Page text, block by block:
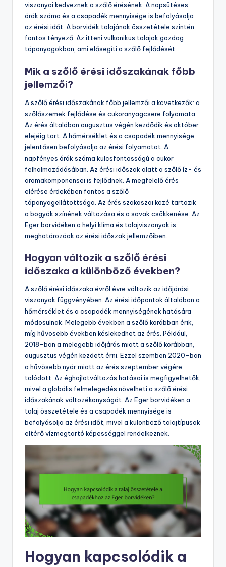
viszonyai kedveznek a szőlő érésének. A napsütéses
órák száma és a csapadék mennyisége is befolyásolja
az érési időt. A borvidék talajának összetétele szintén
fontos tényező. Az itteni vulkanikus talajok gazdag
tápanyagokban, ami elősegíti a szőlő fejlődését.
Mik a szőlő érési időszakának főbb
jellemzői?
A szőlő érési időszakának főbb jellemzői a következők: a
szőlőszemek fejlődése és cukoranyagcsere folyamata.
Az érés általában augusztus végén kezdődik és október
elejéig tart. A hőmérséklet és a csapadék mennyisége
jelentősen befolyásolja az érési folyamatot. A
napfényes órák száma kulcsfontosságú a cukor
felhalmozódásában. Az érési időszak alatt a szőlő íz- és
aromakomponensei is fejlődnek. A megfelelő érés
elérése érdekében fontos a szőlő
tápanyagellátottsága. Az érés szakaszai közé tartozik
a bogyók színének változása és a savak csökkenése. Az
Eger borvidéken a helyi klíma és talajviszonyok is
meghatározóak az érési időszak jellemzőiben.
Hogyan változik a szőlő érési
időszaka a különböző években?
A szőlő érési időszaka évről évre változik az időjárási
viszonyok függvényében. Az érési időpontok általában a
hőmérséklet és a csapadék mennyiségének hatására
módosulnak. Melegebb években a szőlő korábban érik,
míg hűvösebb években késlekedhet az érés. Például,
2018-ban a melegebb időjárás miatt a szőlő korábban,
augusztus végén kezdett érni. Ezzel szemben 2020-ban
a hűvösebb nyár miatt az érés szeptember végére
tolódott. Az éghajlatváltozás hatásai is megfigyelhetők,
mivel a globális felmelegedés növelheti a szőlő érési
időszakának változékonyságát. Az Eger borvidéken a
talaj összetétele és a csapadék mennyisége is
befolyásolja az érési időt, mivel a különböző talajtípusok
eltérő vízmegtartó képességgel rendelkeznek.
Hogyan kapcsolódik a